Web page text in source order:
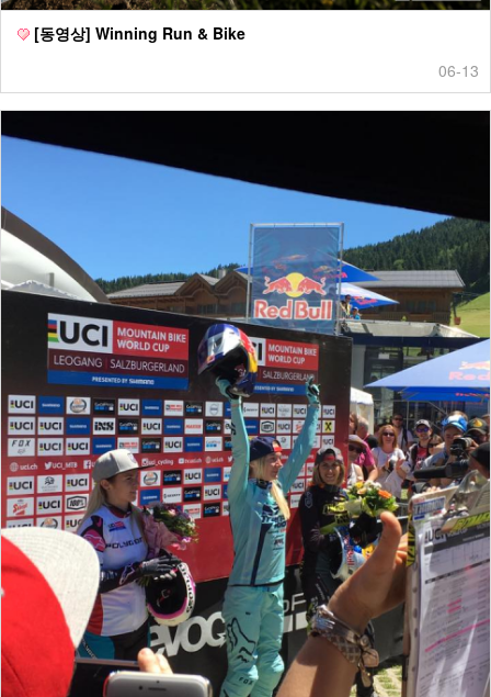
[동영상] Winning Run & Bike
06-13